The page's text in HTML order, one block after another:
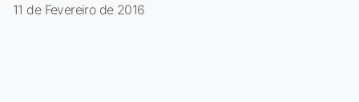
11 de Fevereiro de 2016